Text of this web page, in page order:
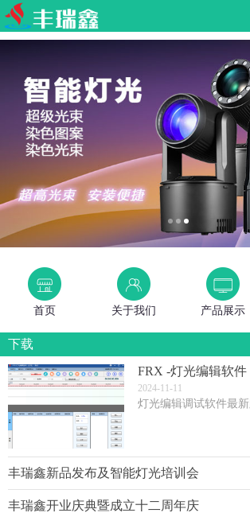
首页 关于我们 产品展示
下载
FRX -灯光编辑软件
(3)
灯光编辑调试软件最新
2024-11-11
丰瑞鑫新品发布及智能灯光培训会
丰瑞鑫开业庆典暨成立十二周年庆